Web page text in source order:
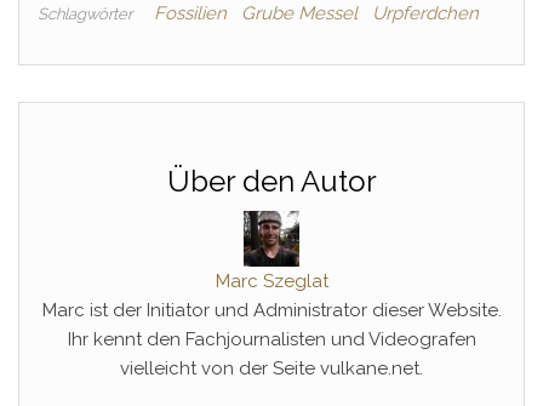
Schlagwörter Fossilien Grube Messel Urpferdchen
Über den Autor
Marc Szeglat
Marc ist der Initiator und Administrator dieser Website.
Ihr kennt den Fachjournalisten und Videografen
vielleicht von der Seite vulkane.net.